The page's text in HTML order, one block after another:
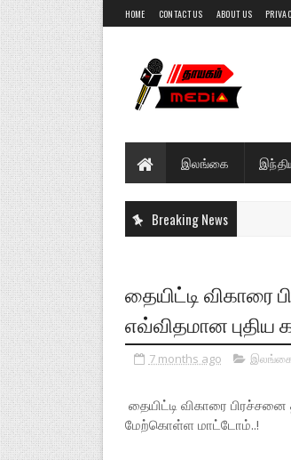
HOME CONTACT US ABOUT US
இலங்கை
Breaking News
தையிட்டி விகாரை
எவ்விதமான
7 months ago
தையிட்டி விகாரை
மேற்கொள்ள மாட்டோம்..!